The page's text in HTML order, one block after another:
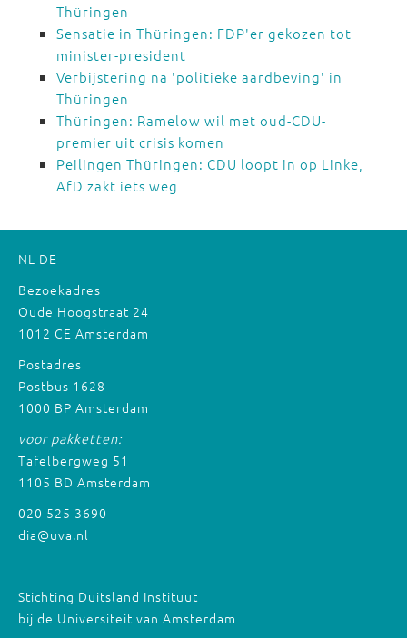
Thüringen
Sensatie in Thüringen: FDP'er gekozen tot
minister-president
Verbijstering na 'politieke aardbeving' in
Thüringen
Thüringen: Ramelow wil met oud-CDU-
premier uit crisis komen
Peilingen Thüringen: CDU loopt in op Linke,
AfD zakt iets weg
NL DE
Bezoekadres
Oude Hoogstraat 24
1012 CE Amsterdam
Postadres
Postbus 1628
1000 BP Amsterdam
voor pakketten:
Tafelbergweg 51
1105 BD Amsterdam
020 525 3690
dia@uva.nl
Stichting Duitsland Instituut
bij de Universiteit van Amsterdam